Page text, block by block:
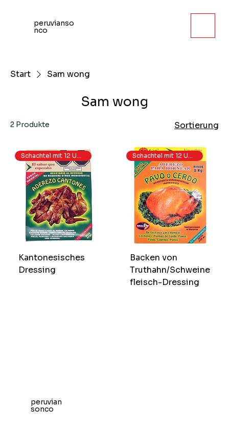
peruvianso
nco
Start Sam wong
Sam wong
2 Produkte Sortierung
Schachtel mit 12 Umschlägen
Kantonesisches
Dressing
Schachtel mit 12 Umschlägen
Backen von
Truthahn/Schweine
fleisch-Dressing
peruvian
sonco